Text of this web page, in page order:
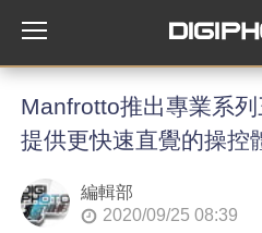
Manfrotto推出專業系
提供更快速直覺的操控
編輯部
2020/09/25 08:39